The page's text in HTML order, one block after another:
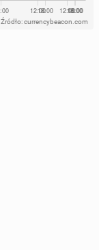
Źródło: currencybeacon.com